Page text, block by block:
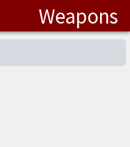
Weapons